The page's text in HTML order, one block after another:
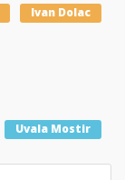
Ivan Dolac
Uvala Mostir